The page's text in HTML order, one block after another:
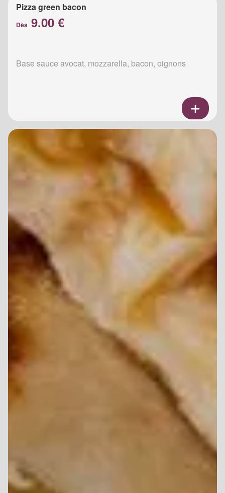
Pizza green bacon
Dès 9.00 €
Base sauce avocat, mozzarella, bacon, oignons